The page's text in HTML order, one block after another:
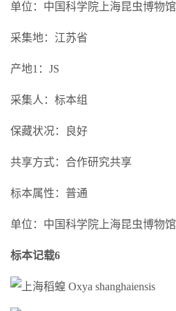
单位：中国科学院上海昆虫博物馆
采集地：江苏省
产地1：JS
采集人：标本组
保藏状况：良好
共享方式：合作研究共享
标本属性：普通
单位：中国科学院上海昆虫博物馆
标本记载6